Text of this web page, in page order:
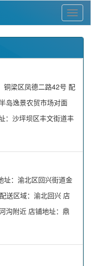
铜梁区凤德二路42号 配
岛逸景农贸市场对面
：沙坪坝区丰文街道丰
址：渝北区回兴街道金
送区域：渝北回兴 店
沟附近 店铺地址：鼎